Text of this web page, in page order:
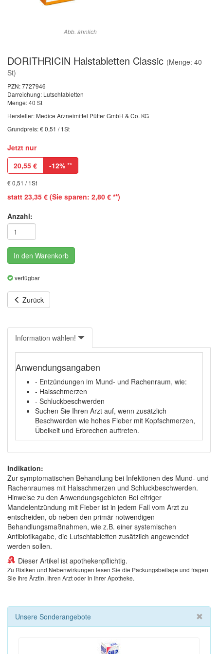
Abb. ähnlich
DORITHRICIN Halstabletten Classic (Menge: 40
St)
PZN:7727946
Darreichung: Lutschtabletten
Menge: 40 St
Hersteller: Medice Arzneimittel Pütter GmbH & Co. KG
Grundpreis: € 0,51 / 1St
Jetzt nur
20,55 € -12% **
€ 0,51 / 1St
statt 23,35 € (Sie sparen: 2,80 € **)
Anzahl:
In den Warenkorb
verfügbar
Zurück
Information wählen!
Anwendungsangaben
- Entzündungen im Mund- und Rachenraum, wie:
- Halsschmerzen
- Schluckbeschwerden
Suchen Sie Ihren Arzt auf, wenn zusätzlich
Beschwerden wie hohes Fieber mit Kopfschmerzen,
Übelkeit und Erbrechen auftreten.
Indikation:
Zur symptomatischen Behandlung bei Infektionen des Mund- und
Rachenraumes mit Halsschmerzen und Schluckbeschwerden.
Hinweise zu den Anwendungsgebieten Bei eitriger
Mandelentzündung mit Fieber ist in jedem Fall vom Arzt zu
entscheiden, ob neben den primär notwendigen
Behandlungsmaßnahmen, wie z.B. einer systemischen
Antibiotikagabe, die Lutschtabletten zusätzlich angewendet
werden sollen.
Dieser Artikel ist apothekenpflichtig.
Zu Risiken und Nebenwirkungen lesen Sie die Packungsbeilage und fragen
Sie Ihre Ärztin, Ihren Arzt oder in Ihrer Apotheke.
Unsere Sonderangebote